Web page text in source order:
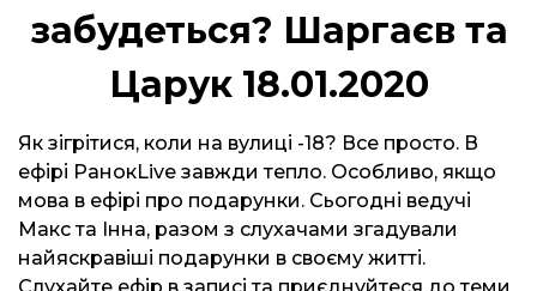
забудеться? Шаргаєв та
Царук 18.01.2020
Як зігрітися, коли на вулиці -18? Все просто. В
ефірі РанокLive завжди тепло. Особливо, якщо
мова в ефірі про подарунки. Сьогодні ведучі
Макс та Інна, разом з слухачами згадували
найяскравіші подарунки в своєму житті.